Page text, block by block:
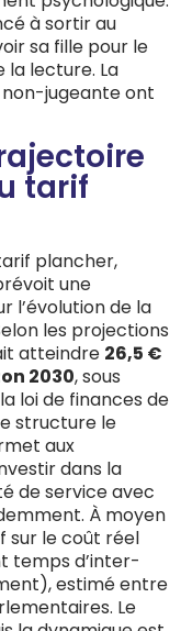
à sortir au
sa fille pour le
la lecture. La
jugeante ont
tarif
plancher,
une
l’évolution de la
les projections
atteindre 26,5 €
2030, sous
loi de finances de
structure le
aux
dans la
de service avec
À moyen
sur le coût réel
temps d’inter-
estimé entre
Le